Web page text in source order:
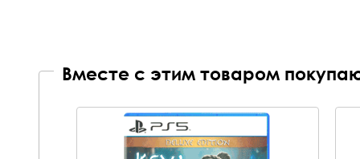
Вместе с этим товаром